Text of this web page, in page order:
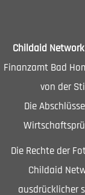
Childaid Network
Finanzamt Bad
von der
Die
Die Rechte der
Childaid
ausdrücklicher